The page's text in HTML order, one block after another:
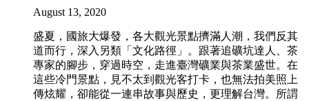
August 13, 2020
盛夏，國旅大爆發，各大觀光景點擠滿人潮，我們反其
道而行，深入另類「文化路徑」。跟著追礦坑達人、茶
專家的腳步，穿過時空，走進臺灣礦業與茶業盛世。在
這些冷門景點，見不太到觀光客打卡，也無法拍美照上
傳炫耀，卻能從一連串故事與歷史，更理解台灣。所謂